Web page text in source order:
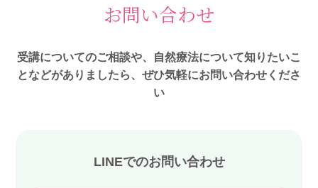
お問い合わせ
受講についてのご相談や、自然療法について知りたいこ
となどがありましたら、ぜひ気軽にお問い合わせくださ
い
LINEでのお問い合わせ